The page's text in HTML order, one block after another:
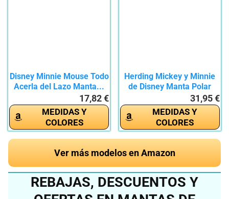
Disney Minnie Mouse Todo
Acerla del Lazo Manta...
17,82 €
MEDIDAS Y
COLORES
Herding Mickey y Minnie
de Disney Manta Polar
31,95 €
MEDIDAS Y
COLORES
Ver más modelos en Amazon
REBAJAS, DESCUENTOS Y